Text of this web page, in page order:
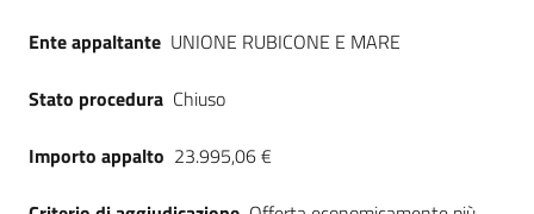
Ente appaltante UNIONE RUBICONE E MARE
Stato procedura Chiuso
Importo appalto 23.995,06 €